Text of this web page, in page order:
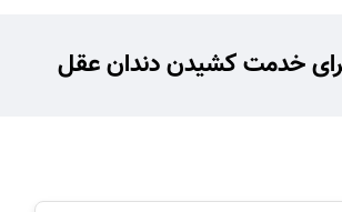
خدمت کشیدن دندان عقل